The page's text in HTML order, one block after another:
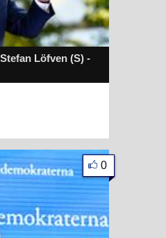
Löfven (S) -
0